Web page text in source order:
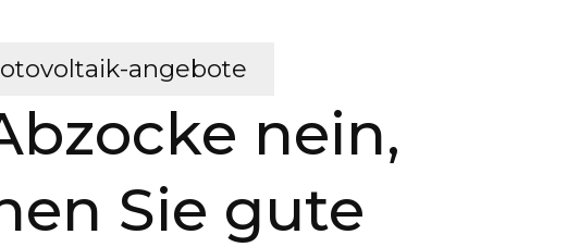
angebote
nein,
Sie gute